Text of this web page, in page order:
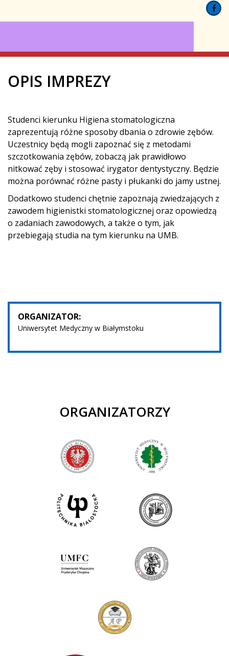
OPIS IMPREZY
Studenci kierunku Higiena stomatologiczna
zaprezentują różne sposoby dbania o zdrowie zębów.
Uczestnicy będą mogli zapoznać się z metodami
szczotkowania zębów, zobaczą jak prawidłowo
nitkować zęby i stosować irygator dentystyczny. Będzie
można porównać różne pasty i płukanki do jamy ustnej.
Dodatkowo studenci chętnie zapoznają zwiedzających z
zawodem higienistki stomatologicznej oraz opowiedzą
o zadaniach zawodowych, a także o tym, jak
przebiegają studia na tym kierunku na UMB.
ORGANIZATOR:
Uniwersytet Medyczny w Białymstoku
ORGANIZATORZY